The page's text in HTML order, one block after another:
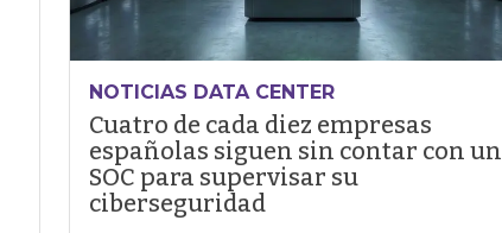
NOTICIAS DATA CENTER
Cuatro de cada diez empresas
españolas siguen sin contar con un
SOC para supervisar su
ciberseguridad